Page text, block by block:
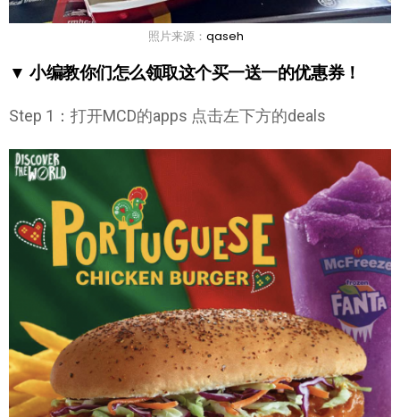
照片来源： qaseh
▼ 小编教你们怎么领取这个买一送一的优惠券！
Step 1：打开MCD的apps 点击左下方的deals